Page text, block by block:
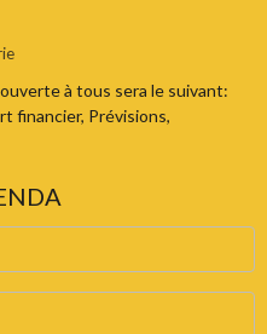
à tous sera le suivant:
financier, Prévisions,